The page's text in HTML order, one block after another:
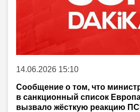
14.06.2026 15:10
Сообщение о том, что
в санкционный список
вызвало жёсткую реакцию